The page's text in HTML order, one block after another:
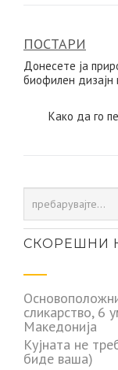
на
напис
ПОСТАРИ
Донесете ја
биофилен
Како да го
СКОРЕШНИ
сликарство, 6
Македонија
Кујната не
биде ваша)